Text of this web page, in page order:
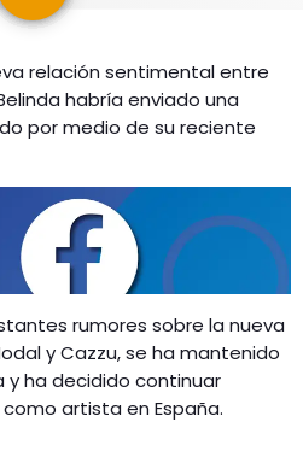
relación sentimental entre
habría enviado una
por medio de su reciente
rumores sobre la nueva
y Cazzu, se ha mantenido
y ha decidido continuar
artista en España.